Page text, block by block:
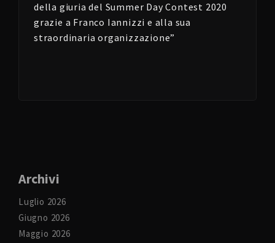
della giuria del Summer Day Contest 2020
grazie a Franco Iannizzi e alla sua
straordinaria organizzazione”
Archivi
Luglio 2026
Giugno 2026
Maggio 2026